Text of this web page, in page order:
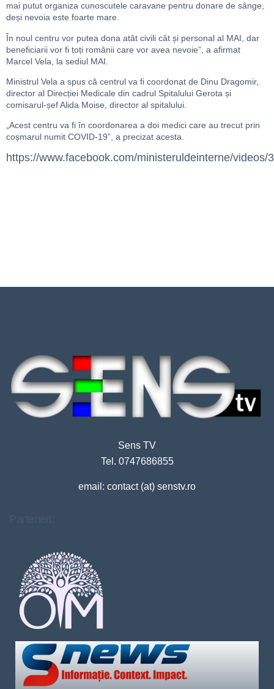
mai putut organiza cunoscutele caravane pentru donare de sânge,
deși nevoia este foarte mare.
În noul centru vor putea dona atât civili cât și personal al MAI, dar
beneficiarii vor fi toți românii care vor avea nevoie”, a afirmat
Marcel Vela, la sediul MAI.
Ministrul Vela a spus că centrul va fi coordonat de Dinu Dragomir,
director al Direcției Medicale din cadrul Spitalului Gerota și
comisarul-șef Alida Moise, director al spitalului.
„Acest centru va fi în coordonarea a doi medici care au trecut prin
coșmarul numit COVID-19”, a precizat acesta.
https://www.facebook.com/ministeruldeinterne/videos/
Sens TV
Tel. 0747686855
email: contact (at) senstv.ro